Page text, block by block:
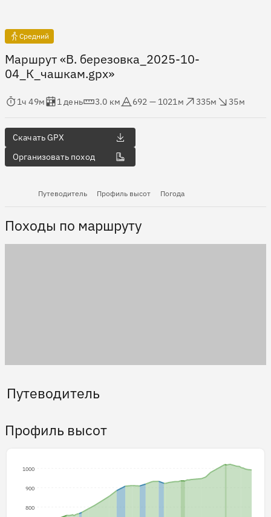
Средний
Маршрут «В. березовка_2025-10-
04_К_чашкам.gpx»
в пути
1ч 49м
Оценка в днях
1 день
Дистанция
3.0 км
Абсолютная высота
692 — 1021м
335м
35м
Скачать GPX
Организовать поход
Путеводитель Профиль высот Погода
Походы по маршруту
Путеводитель
Профиль высот
800
900
1000